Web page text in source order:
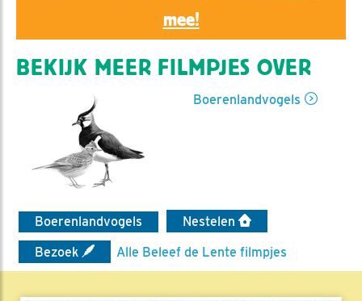
mee!
BEKIJK MEER FILMPJES OVER
Boerenlandvogels
Boerenlandvogels
Nestelen
Bezoek
Alle Beleef de Lente filmpjes